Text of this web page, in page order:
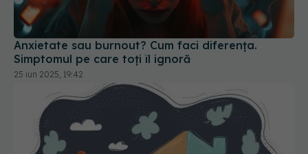
Anxietate sau burnout? Cum faci diferența.
Simptomul pe care toți îl ignoră
25 iun 2025, 19:42